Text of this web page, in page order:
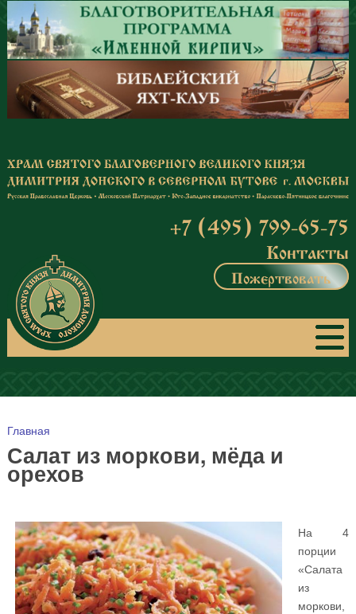
Перейти к основному содержанию
+7 (495) 799-65-75
Контакты
Пожертвовать
Вы здесь
Главная
Салат из моркови, мёда и
орехов
На 4
порции
«Салата
из
моркови,